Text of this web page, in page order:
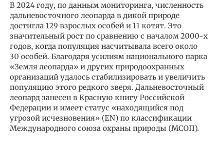
В 2024 году, по данным мониторинга, численность
дальневосточного леопарда в дикой природе
достигла 129 взрослых особей и 11 котят. Это
значительный рост по сравнению с началом 2000-х
годов, когда популяция насчитывала всего около
30 особей. Благодаря усилиям национального парка
«Земля леопарда» и других природоохранных
организаций удалось стабилизировать и увеличить
популяцию этого редкого зверя. Дальневосточный
леопард занесен в Красную книгу Российской
Федерации и имеет статус «находящийся под
угрозой исчезновения» (EN) по классификации
Международного союза охраны природы (МСОП).